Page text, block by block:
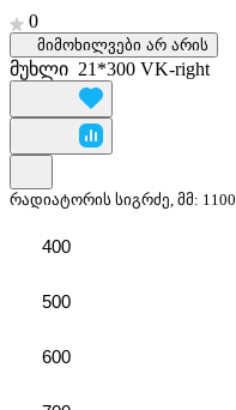
0
მიმოხილვები არ არის
მუხლი 21*300 VK-right
რადიატორის სიგრძე, მმ: 1100
400
500
600